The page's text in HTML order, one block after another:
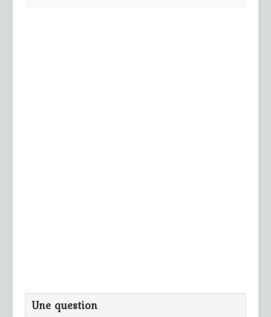
Une question